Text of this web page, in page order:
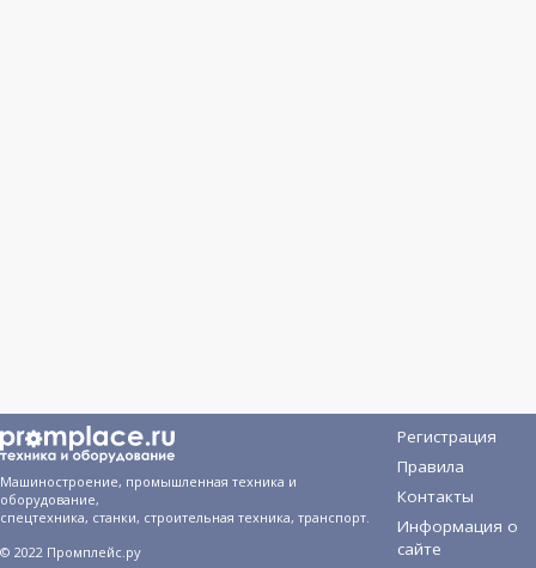
Машиностроение, промышленная техника и
оборудование,
спецтехника, станки, строительная техника, транспорт.
© 2022 Промплейс.ру
Регистрация
Правила
Контакты
Информация о
сайте